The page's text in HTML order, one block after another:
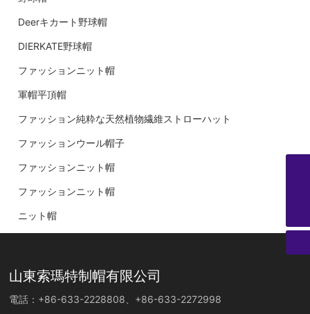
Deerキカート野球帽
DIERKATE野球帽
ファッションニット帽
軍帽平頂帽
ファッション純粋な天然植物繊維ストローハット
ファッションウール帽子
ファッションニット帽
ファッションニット帽
ニット帽
山東索瑪特制帽有限公司
電話： +86-633-2228808
+86-633-2272998